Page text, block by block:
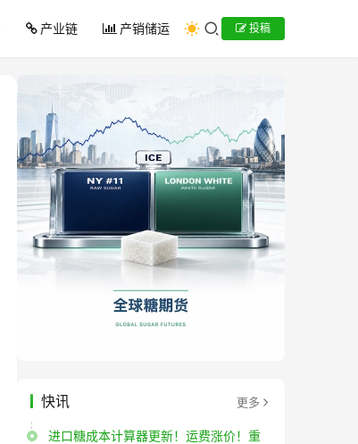
产业链 产销储运 投稿
快讯 更多
进口糖成本计算器更新！运费涨价！重